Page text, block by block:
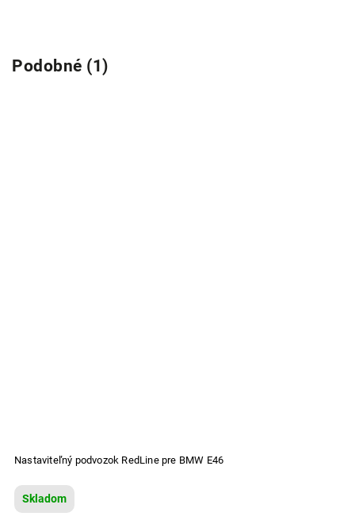
Podobné (1)
Nastaviteľný podvozok RedLine pre BMW E46
Skladom